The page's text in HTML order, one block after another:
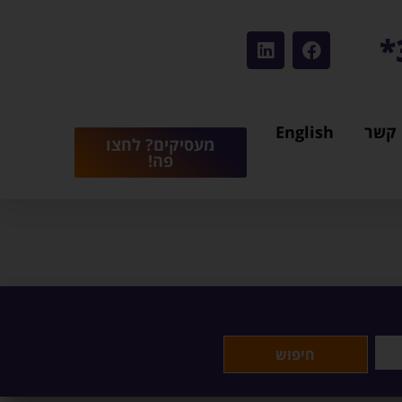
קשר
English
מעסיקים? לחצו
פה!